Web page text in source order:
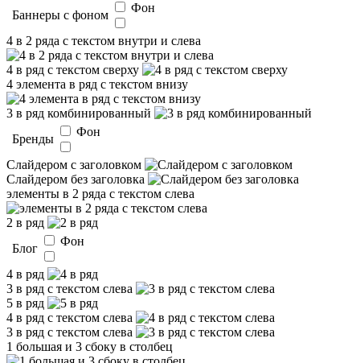
Баннеры с фоном
Фон
4 в 2 ряда с текстом внутри и слева
4 в ряд с текстом сверху
4 элемента в ряд с текстом внизу
3 в ряд комбинированный
Бренды
Фон
Слайдером c заголовком
Слайдером без заголовка
элементы в 2 ряда с текстом слева
2 в ряд
Блог
Фон
4 в ряд
3 в ряд с текстом слева
5 в ряд
4 в ряд с текстом слева
3 в ряд с текстом слева
1 большая и 3 сбоку в столбец